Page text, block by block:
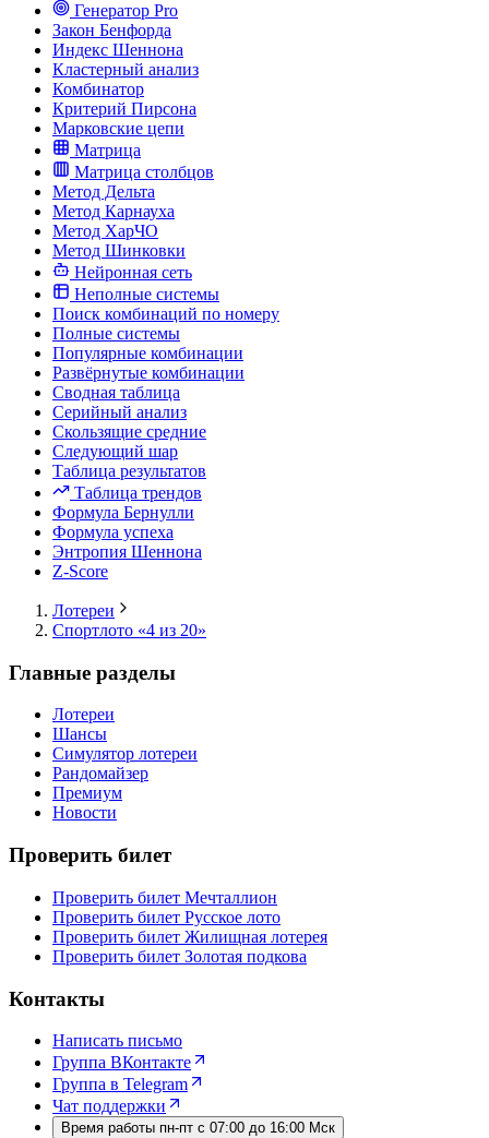
Генератор Pro
Закон Бенфорда
Индекс Шеннона
Кластерный анализ
Комбинатор
Критерий Пирсона
Марковские цепи
Матрица
Матрица столбцов
Метод Дельта
Метод Карнауха
Метод ХарЧО
Метод Шинковки
Нейронная сеть
Неполные системы
Поиск комбинаций по номеру
Полные системы
Популярные комбинации
Развёрнутые комбинации
Сводная таблица
Серийный анализ
Скользящие средние
Следующий шар
Таблица результатов
Таблица трендов
Формула Бернулли
Формула успеха
Энтропия Шеннона
Z-Score
Лотереи
Спортлото «4 из 20»
Главные разделы
Лотереи
Шансы
Симулятор лотереи
Рандомайзер
Премиум
Новости
Проверить билет
Проверить билет Мечталлион
Проверить билет Русское лото
Проверить билет Жилищная лотерея
Проверить билет Золотая подкова
Контакты
Написать письмо
Группа ВКонтакте
Группа в Telegram
Чат поддержки
Время работы пн-пт с 07:00 до 16:00 Мск